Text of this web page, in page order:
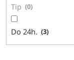
Tip 0
Do 24h. 3